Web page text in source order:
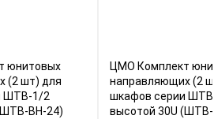
юнитовых
(2 шт) для
ШТВ-1/2
ВН-24)
ЦМО Комплект
направляющих (2
шкафов серии
высотой 30U